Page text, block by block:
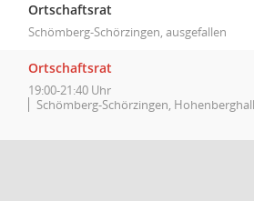
Ortschaftsrat
Schömberg-Schörzingen, ausgefallen
Ortschaftsrat
19:00-21:40 Uhr
Schömberg-Schörzingen,